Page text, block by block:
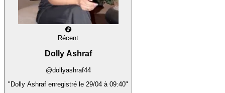
Récent
Dolly Ashraf
@dollyashraf44
"Dolly Ashraf enregistré le 29/04 à 09:40"